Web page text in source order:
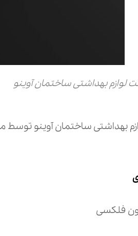
لوازم بهداشتی ساختمان آوینو
بهداشتی ساختمان آوینو توسط
فلکسی